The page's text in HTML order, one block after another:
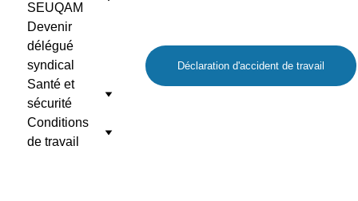
SEUQAM
Devenir
délégué
syndical
Santé et
sécurité
Conditions
de travail
Déclaration d'accident de travail